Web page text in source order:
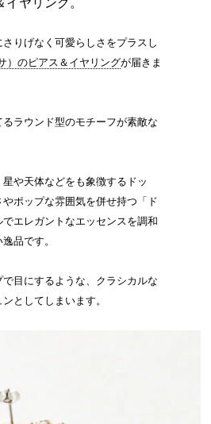
ヤリング。
りげなく可愛らしさをプラスし
）のピアス＆イヤリングが届きま
ラウンド型のモチーフが素敵な
や天体などをも象徴するドッ
やポップな雰囲気を併せ持つ「ド
エレガントなエッセンスを調和
品です。
目にするような、クラシカルな
としてしまいます。